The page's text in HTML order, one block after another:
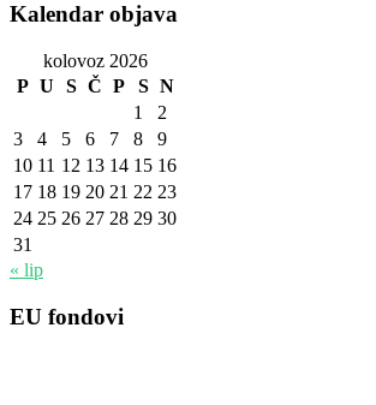
Kalendar objava
kolovoz 2026
P U S Č P S N
1
2
3
4 5 6 7 8
9
10 11 12 13 14 15 16
17 18 19 20 21 22 23
24 25 26 27 28 29 30
31
« lip
EU fondovi